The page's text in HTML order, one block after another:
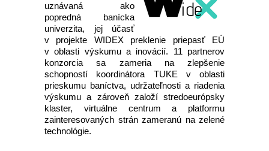
uznávaná ako
popredná banícka
univerzita, jej účasť
v projekte WIDEX preklenie priepasť EÚ
v oblasti výskumu a inovácií. 11 partnerov
konzorcia sa zameria na zlepšenie
schopností koordinátora TUKE v oblasti
prieskumu baníctva, udržateľnosti a riadenia
výskumu a zároveň založí stredoeurópsky
klaster, virtuálne centrum a platformu
zainteresovaných strán zameranú na zelené
technológie.